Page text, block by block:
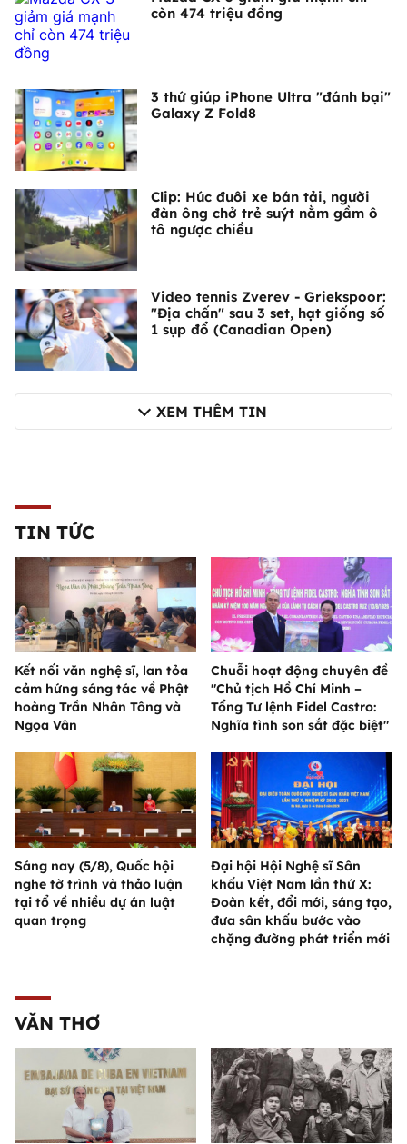
còn 474 triệu đồng
3 thứ giúp iPhone Ultra "đánh bại"
Galaxy Z Fold8
Clip: Húc đuôi xe bán tải, người
đàn ông chở trẻ suýt nằm gầm ô
tô ngược chiều
Video tennis Zverev - Griekspoor:
"Địa chấn" sau 3 set, hạt giống số
1 sụp đổ (Canadian Open)
XEM THÊM TIN
TIN TỨC
Kết nối văn nghệ sĩ, lan tỏa
cảm hứng sáng tác về Phật
hoàng Trần Nhân Tông và
Ngọa Vân
Chuỗi hoạt động chuyên đề
"Chủ tịch Hồ Chí Minh –
Tổng Tư lệnh Fidel Castro:
Nghĩa tình son sắt đặc biệt"
Sáng nay (5/8), Quốc hội
nghe tờ trình và thảo luận
tại tổ về nhiều dự án luật
quan trọng
Đại hội Hội Nghệ sĩ Sân
khấu Việt Nam lần thứ X:
Đoàn kết, đổi mới, sáng tạo,
đưa sân khấu bước vào
chặng đường phát triển mới
VĂN THƠ